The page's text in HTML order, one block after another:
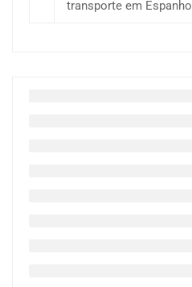
transporte em Espanhol